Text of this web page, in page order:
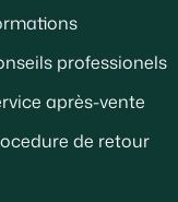
professionels
après-vente
de retour